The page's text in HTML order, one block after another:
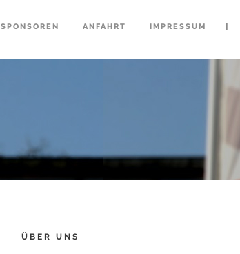
SPONSOREN ANFAHRT IMPRESSUM |
ÜBER UNS